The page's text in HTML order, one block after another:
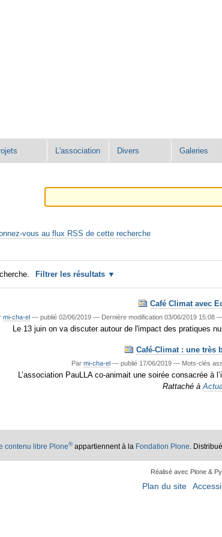
L'association Divers Galeries
vous au flux RSS de cette recherche
Filtrer les résultats
Café Climat avec
mi-cha-el —publié 02/06/2019— Dernière modification 03/06/2019 15:08—
Le 13 juin on va discuter autour de l'impact des pratiques
Café-Climat : une très
Par mi-cha-el — publié17/06/2019 — Mots-clés
L’association PauLLA co-animait une soirée consacrée à
Rattaché à
contenu libre Plone®appartiennent à la Fondation Plone .
Réalisé avec Plone &
Plan du site